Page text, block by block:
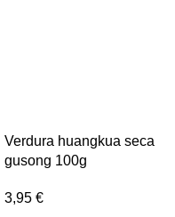
Verdura huangkua seca
gusong 100g
3,95 €